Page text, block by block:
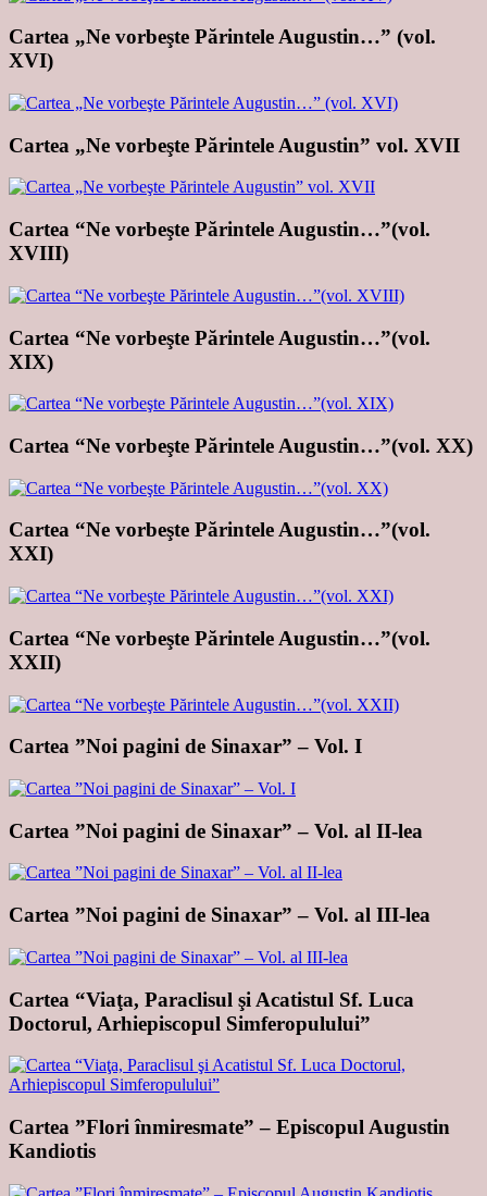
Cartea „Ne vorbeşte Părintele Augustin…” (vol.
XVI)
Cartea „Ne vorbeşte Părintele Augustin” vol. XVII
Cartea “Ne vorbeşte Părintele Augustin…”(vol.
XVIII)
Cartea “Ne vorbeşte Părintele Augustin…”(vol.
XIX)
Cartea “Ne vorbeşte Părintele Augustin…”(vol. XX)
Cartea “Ne vorbeşte Părintele Augustin…”(vol.
XXI)
Cartea “Ne vorbeşte Părintele Augustin…”(vol.
XXII)
Cartea ”Noi pagini de Sinaxar” – Vol. I
Cartea ”Noi pagini de Sinaxar” – Vol. al II-lea
Cartea ”Noi pagini de Sinaxar” – Vol. al III-lea
Cartea “Viaţa, Paraclisul şi Acatistul Sf. Luca
Doctorul, Arhiepiscopul Simferopulului”
Cartea ”Flori înmiresmate” – Episcopul Augustin
Kandiotis